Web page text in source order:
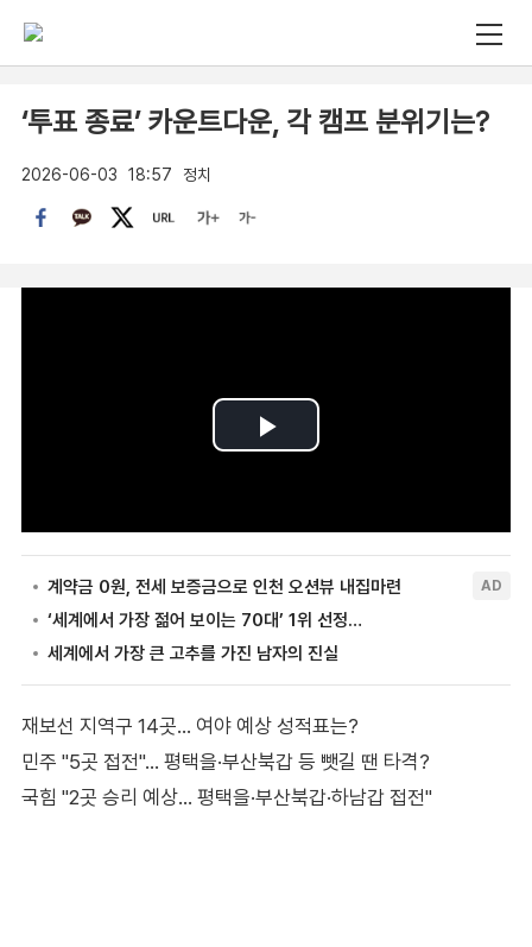
‘투표 종료’ 카운트다운, 각 캠프 분위기는?
2026-06-03 18:57 정치
재보선 지역구 14곳… 여야 예상 성적표는?
민주 "5곳 접전"… 평택을·부산북갑 등 뺏길 땐 타격?
국힘 "2곳 승리 예상… 평택을·부산북갑·하남갑 접전"